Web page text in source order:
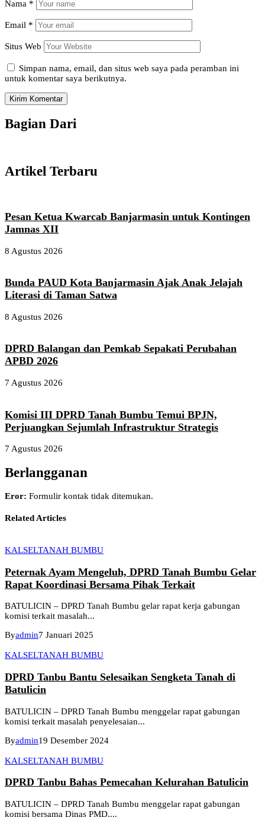
Nama *
Email *
Situs Web
Simpan nama, email, dan situs web saya pada peramban ini
untuk komentar saya berikutnya.
Bagian Dari
Artikel Terbaru
Pesan Ketua Kwarcab Banjarmasin untuk Kontingen
Jamnas XII
8 Agustus 2026
Bunda PAUD Kota Banjarmasin Ajak Anak Jelajah
Literasi di Taman Satwa
8 Agustus 2026
DPRD Balangan dan Pemkab Sepakati Perubahan
APBD 2026
7 Agustus 2026
Komisi III DPRD Tanah Bumbu Temui BPJN,
Perjuangkan Sejumlah Infrastruktur Strategis
7 Agustus 2026
Berlangganan
Eror: Formulir kontak tidak ditemukan.
Related Articles
KALSELTANAH BUMBU
Peternak Ayam Mengeluh, DPRD Tanah Bumbu Gelar
Rapat Koordinasi Bersama Pihak Terkait
BATULICIN – DPRD Tanah Bumbu gelar rapat kerja gabungan
komisi terkait masalah...
Byadmin7 Januari 2025
KALSELTANAH BUMBU
DPRD Tanbu Bantu Selesaikan Sengketa Tanah di
Batulicin
BATULICIN – DPRD Tanah Bumbu menggelar rapat gabungan
komisi terkait masalah penyelesaian...
Byadmin19 Desember 2024
KALSELTANAH BUMBU
DPRD Tanbu Bahas Pemecahan Kelurahan Batulicin
BATULICIN – DPRD Tanah Bumbu menggelar rapat gabungan
komisi bersama Dinas PMD,...